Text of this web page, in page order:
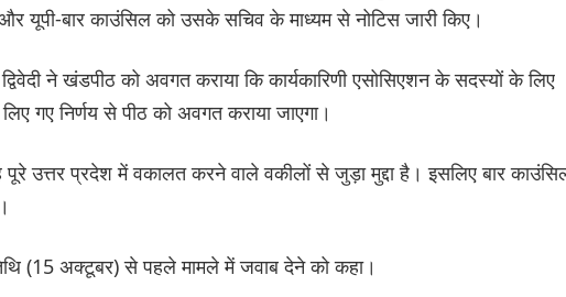
यूपी-बार काउंसिल को उसके सचिव के माध्यम से नोटिस जारी किए।
ने खंडपीठ को अवगत कराया कि कार्यकारिणी एसोसिएशन के सदस्यों के लिए
गए निर्णय से पीठ को अवगत कराया जाएगा।
उत्तर प्रदेश में वकालत करने वाले वकीलों से जुड़ा मुद्दा है। इसलिए बार
(15 अक्टूबर) से पहले मामले में जवाब देने को कहा।